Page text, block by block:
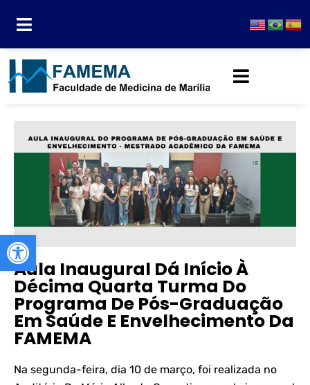
Abrir a barra de ferramentas
Aula Inaugural Dá Início À
Décima Quarta Turma Do
Programa De Pós-Graduação
Em Saúde E Envelhecimento Da
FAMEMA
Na segunda-feira, dia 10 de março, foi realizada no